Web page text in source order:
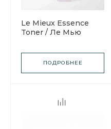
Le Mieux Essence
Toner / Ле Мью
средство Эссенс
ПОДРОБНЕЕ